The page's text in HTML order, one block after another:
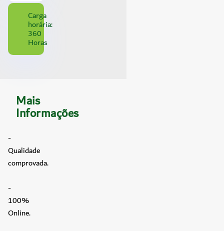
Carga
horária:
360
Horas
Mais
Informações
-
Qualidade
comprovada.
-
100%
Online.